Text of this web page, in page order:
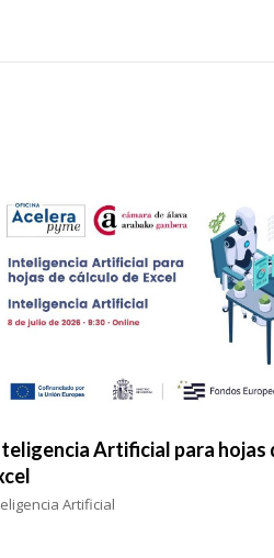
Artificial para hojas
Artificial